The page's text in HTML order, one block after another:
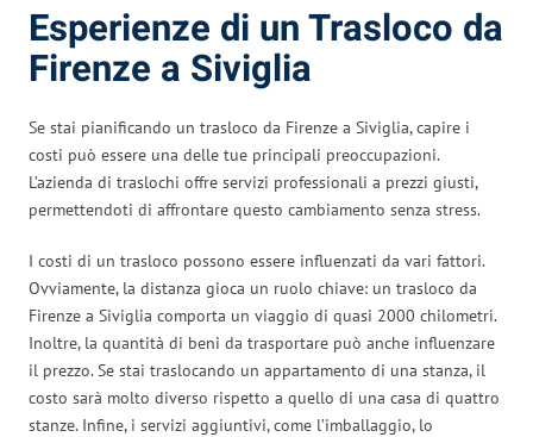
Esperienze di un Trasloco da
Firenze a Siviglia
Se stai pianificando un trasloco da Firenze a Siviglia, capire i
costi può essere una delle tue principali preoccupazioni.
L’azienda di traslochi offre servizi professionali a prezzi giusti,
permettendoti di affrontare questo cambiamento senza stress.
I costi di un trasloco possono essere influenzati da vari fattori.
Ovviamente, la distanza gioca un ruolo chiave: un trasloco da
Firenze a Siviglia comporta un viaggio di quasi 2000 chilometri.
Inoltre, la quantità di beni da trasportare può anche influenzare
il prezzo. Se stai traslocando un appartamento di una stanza, il
costo sarà molto diverso rispetto a quello di una casa di quattro
stanze. Infine, i servizi aggiuntivi, come l’imballaggio, lo